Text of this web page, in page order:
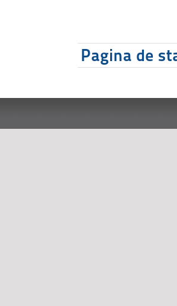
Pagina de